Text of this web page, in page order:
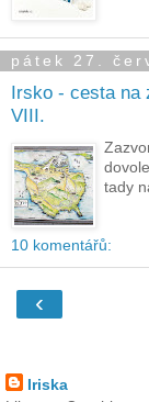
pátek 27.
Irsko - cesta na
VIII.
tady
10 komentářů:
‹
Iriska